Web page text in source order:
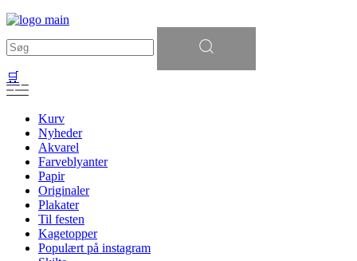
efter:
🛒
Kurv
Nyheder
Akvarel
Farveblyanter
Papir
Originaler
Plakater
Til festen
Kagetopper
Populært på instagram